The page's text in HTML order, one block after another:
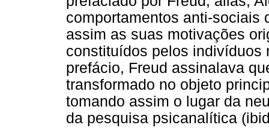
comportamentos anti-sociais
assim as suas motivações
constituídos pelos indivíduos
prefácio, Freud assinalava
transformado no objeto
tomando assim o lugar da
da pesquisa psicanalítica